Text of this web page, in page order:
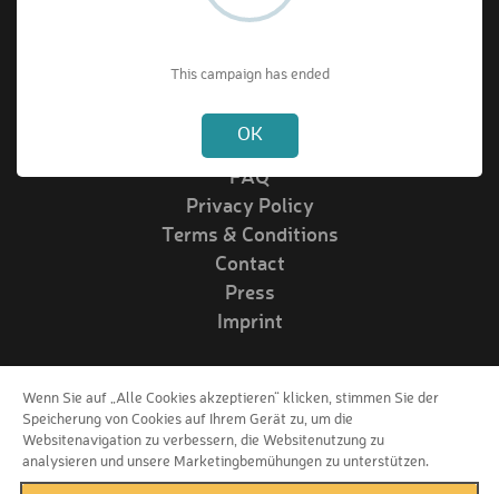
About us
How it works
FAQ
Privacy Policy
Terms & Conditions
Contact
Press
Imprint
Follow us!
This campaign has ended
OK
Wenn Sie auf „Alle Cookies akzeptieren“ klicken, stimmen Sie der
Speicherung von Cookies auf Ihrem Gerät zu, um die
Websitenavigation zu verbessern, die Websitenutzung zu
analysieren und unsere Marketingbemühungen zu unterstützen.